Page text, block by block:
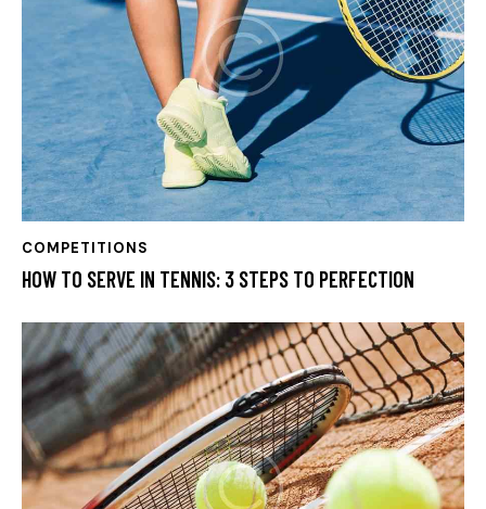
COMPETITIONS
HOW TO SERVE IN TENNIS: 3 STEPS TO PERFECTION